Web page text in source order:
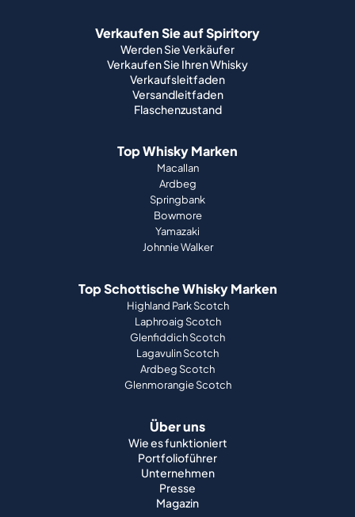
Verkaufen Sie auf Spiritory
Werden Sie Verkäufer
Verkaufen Sie Ihren Whisky
Verkaufsleitfaden
Versandleitfaden
Flaschenzustand
Top Whisky Marken
Macallan
Ardbeg
Springbank
Bowmore
Yamazaki
Johnnie Walker
Top Schottische Whisky Marken
Highland Park Scotch
Laphroaig Scotch
Glenfiddich Scotch
Lagavulin Scotch
Ardbeg Scotch
Glenmorangie Scotch
Über uns
Wie es funktioniert
Portfolioführer
Unternehmen
Presse
Magazin